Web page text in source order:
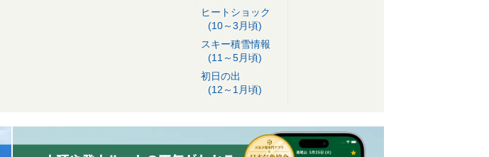
ヒートショック
(10～3月頃)
スキー積雪情報
(11～5月頃)
初日の出
(12～1月頃)